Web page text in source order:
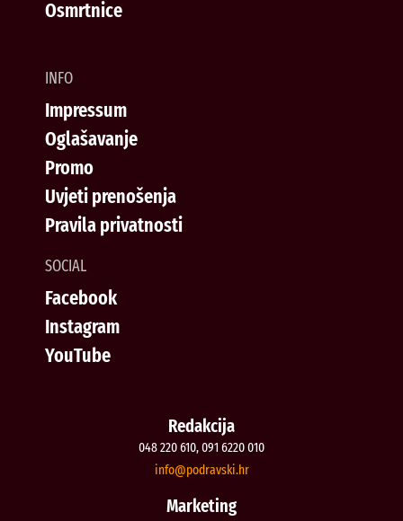
Osmrtnice
INFO
Impressum
Oglašavanje
Promo
Uvjeti prenošenja
Pravila privatnosti
SOCIAL
Facebook
Instagram
YouTube
Redakcija
048 220 610, 091 6220 010
rh.iksvardop
@ofni
Marketing